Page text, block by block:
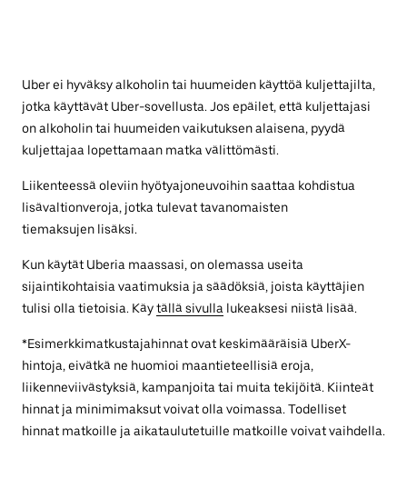
Uber ei hyväksy alkoholin tai huumeiden käyttöä kuljettajilta,
jotka käyttävät Uber-sovellusta. Jos epäilet, että kuljettajasi
on alkoholin tai huumeiden vaikutuksen alaisena, pyydä
kuljettajaa lopettamaan matka välittömästi.
Liikenteessä oleviin hyötyajoneuvoihin saattaa kohdistua
lisävaltionveroja, jotka tulevat tavanomaisten
tiemaksujen lisäksi.
Kun käytät Uberia maassasi, on olemassa useita
sijaintikohtaisia vaatimuksia ja säädöksiä, joista käyttäjien
tulisi olla tietoisia. Käytällä sivulla lukeaksesi niistä lisää.
*Esimerkkimatkustajahinnat ovat keskimääräisiä UberX-
hintoja, eivätkä ne huomioi maantieteellisiä eroja,
liikenneviivästyksiä, kampanjoita tai muita tekijöitä. Kiinteät
hinnat ja minimimaksut voivat olla voimassa. Todelliset
hinnat matkoille ja aikataulutetuille matkoille voivat vaihdella.